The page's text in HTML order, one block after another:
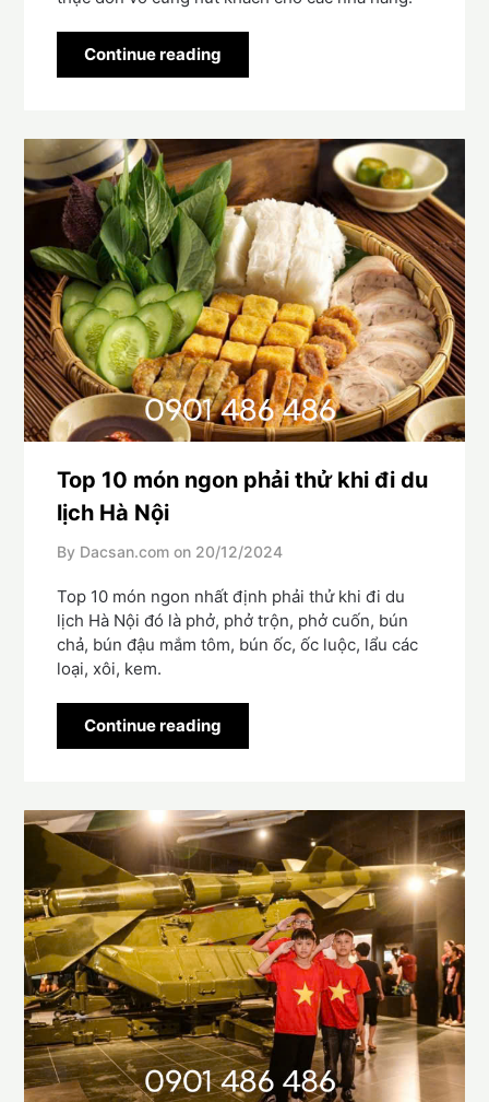
Continue reading
Top 10 món ngon phải thử khi đi du
lịch Hà Nội
By Dacsan.com on 20/12/2024
Top 10 món ngon nhất định phải thử khi đi du
lịch Hà Nội đó là phở, phở trộn, phở cuốn, bún
chả, bún đậu mắm tôm, bún ốc, ốc luộc, lẩu các
loại, xôi, kem.
Continue reading